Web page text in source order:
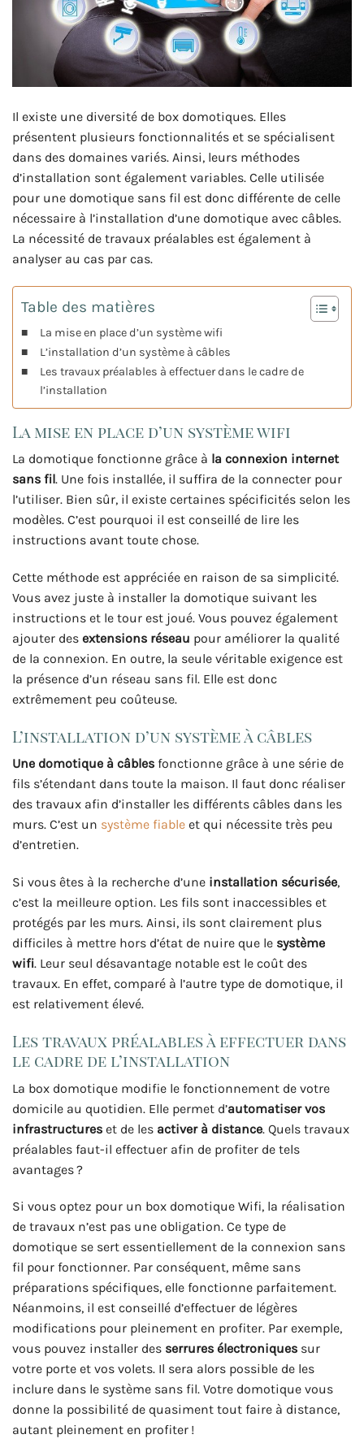
Il existe une diversité de box domotiques. Elles
présentent plusieurs fonctionnalités et se spécialisent
dans des domaines variés. Ainsi, leurs méthodes
d’installation sont également variables. Celle utilisée
pour une domotique sans fil est donc différente de celle
nécessaire à l’installation d’une domotique avec câbles.
La nécessité de travaux préalables est également à
analyser au cas par cas.
Table des matières
La mise en place d’un système wifi
L’installation d’un système à câbles
Les travaux préalables à effectuer dans le cadre de
l’installation
La mise en place d’un système wifi
La domotique fonctionne grâce à la connexion internet
sans fil. Une fois installée, il suffira de la connecter pour
l’utiliser. Bien sûr, il existe certaines spécificités selon les
modèles. C’est pourquoi il est conseillé de lire les
instructions avant toute chose.
Cette méthode est appréciée en raison de sa simplicité.
Vous avez juste à installer la domotique suivant les
instructions et le tour est joué. Vous pouvez également
ajouter des extensions réseau pour améliorer la qualité
de la connexion. En outre, la seule véritable exigence est
la présence d’un réseau sans fil. Elle est donc
extrêmement peu coûteuse.
L’installation d’un système à câbles
Une domotique à câbles fonctionne grâce à une série de
fils s’étendant dans toute la maison. Il faut donc réaliser
des travaux afin d’installer les différents câbles dans les
murs. C’est un système fiable et qui nécessite très peu
d’entretien.
Si vous êtes à la recherche d’une installation sécurisée,
c’est la meilleure option. Les fils sont inaccessibles et
protégés par les murs. Ainsi, ils sont clairement plus
difficiles à mettre hors d’état de nuire que le système
wifi. Leur seul désavantage notable est le coût des
travaux. En effet, comparé à l’autre type de domotique, il
est relativement élevé.
Les travaux préalables à effectuer dans
le cadre de l’installation
La box domotique modifie le fonctionnement de votre
domicile au quotidien. Elle permet d’automatiser vos
infrastructures et de les activer à distance. Quels travaux
préalables faut-il effectuer afin de profiter de tels
avantages ?
Si vous optez pour un box domotique Wifi, la réalisation
de travaux n’est pas une obligation. Ce type de
domotique se sert essentiellement de la connexion sans
fil pour fonctionner. Par conséquent, même sans
préparations spécifiques, elle fonctionne parfaitement.
Néanmoins, il est conseillé d’effectuer de légères
modifications pour pleinement en profiter. Par exemple,
vous pouvez installer des serrures électroniques sur
votre porte et vos volets. Il sera alors possible de les
inclure dans le système sans fil. Votre domotique vous
donne la possibilité de quasiment tout faire à distance,
autant pleinement en profiter !